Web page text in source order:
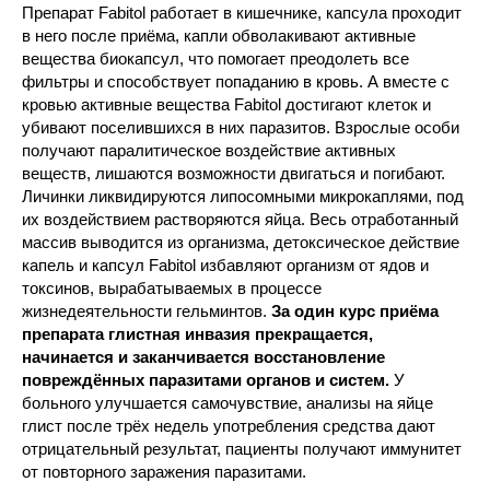
Препарат Fabitol работает в кишечнике, капсула проходит
в него после приёма, капли обволакивают активные
вещества биокапсул, что помогает преодолеть все
фильтры и способствует попаданию в кровь. А вместе с
кровью активные вещества Fabitol достигают клеток и
убивают поселившихся в них паразитов. Взрослые особи
получают паралитическое воздействие активных
веществ, лишаются возможности двигаться и погибают.
Личинки ликвидируются липосомными микрокаплями, под
их воздействием растворяются яйца. Весь отработанный
массив выводится из организма, детоксическое действие
капель и капсул Fabitol избавляют организм от ядов и
токсинов, вырабатываемых в процессе
жизнедеятельности гельминтов. За один курс приёма
препарата глистная инвазия прекращается,
начинается и заканчивается восстановление
повреждённых паразитами органов и систем. У
больного улучшается самочувствие, анализы на яйце
глист после трёх недель употребления средства дают
отрицательный результат, пациенты получают иммунитет
от повторного заражения паразитами.